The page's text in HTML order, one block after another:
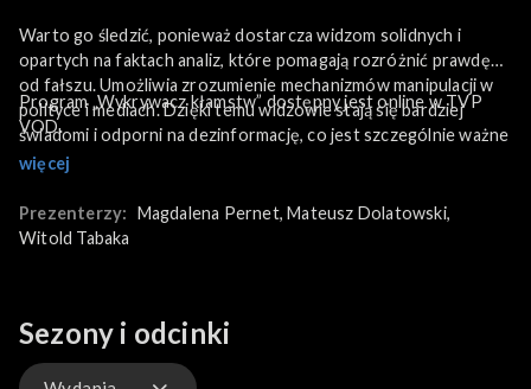
Warto go śledzić, ponieważ dostarcza widzom solidnych i
opartych na faktach analiz, które pomagają rozróżnić prawdę
od fałszu. Umożliwia zrozumienie mechanizmów manipulacji w
polityce i mediach. Dzięki temu widzowie stają się bardziej
świadomi i odporni na dezinformację, co jest szczególnie ważne
w dzisiejszym, szybko zmieniającym się świecie informacji.
Program „Wykrywacz kłamstw” dostępny jest online w TVP
VOD.
więcej
Prezenterzy: Magdalena Pernet, Mateusz Dolatowski,
Witold Tabaka
Sezony i odcinki